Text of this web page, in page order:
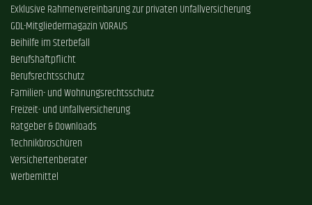
Exklusive Rahmenvereinbarung zur privaten Unfallversicherung
GDL-Mitgliedermagazin VORAUS
Beihilfe im Sterbefall
Berufshaftpflicht
Berufsrechtsschutz
Familien- und Wohnungsrechtsschutz
Freizeit- und Unfallversicherung
Ratgeber & Downloads
Technikbroschüren
Versichertenberater
Werbemittel